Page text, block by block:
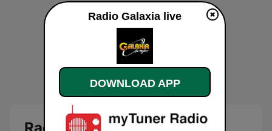
Radio Galaxia live
DOWNLOAD APP